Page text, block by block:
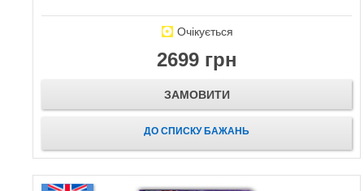
Очікується
2699 грн
ЗАМОВИТИ
ДО СПИСКУ БАЖАНЬ